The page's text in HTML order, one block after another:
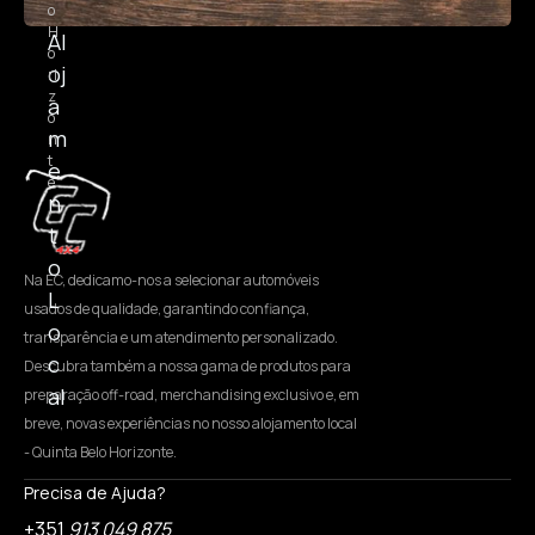
Al
oj
a
m
e
n
t
o
L
o
c
al
o
H
o
ri
z
o
n
t
e
Na EC, dedicamo-nos a selecionar automóveis
usados de qualidade, garantindo confiança,
transparência e um atendimento personalizado.
Descubra também a nossa gama de produtos para
preparação off-road, merchandising exclusivo e, em
breve, novas experiências no nosso alojamento local
- Quinta Belo Horizonte.
Precisa de Ajuda?
+351 913 049 875